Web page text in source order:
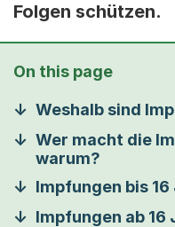
Folgen schützen.
On this page
Weshalb sind
Wer macht die
warum?
Impfungen bis 16
Impfungen ab 16